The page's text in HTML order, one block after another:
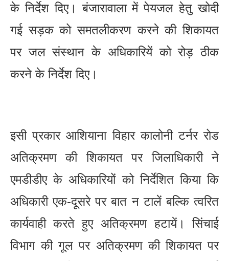
के निर्देश दिए। बंजारावाला में पेयजल हेतु खोदी
गई सड़क को समतलीकरण करने की शिकायत
पर जल संस्थान के अधिकारियें को रोड़ ठीक
करने के निर्देश दिए।
इसी प्रकार आशियाना विहार कालोनी टर्नर रोड
अतिक्रमण की शिकायत पर जिलाधिकारी ने
एमडीडीए के अधिकारियों को निर्देशित किया कि
अधिकारी एक-दूसरे पर बात न टालें बल्कि त्वरित
कार्यवाही करते हुए अतिक्रमण हटायें। सिंचाई
विभाग की गूल पर अतिक्रमण की शिकायत पर